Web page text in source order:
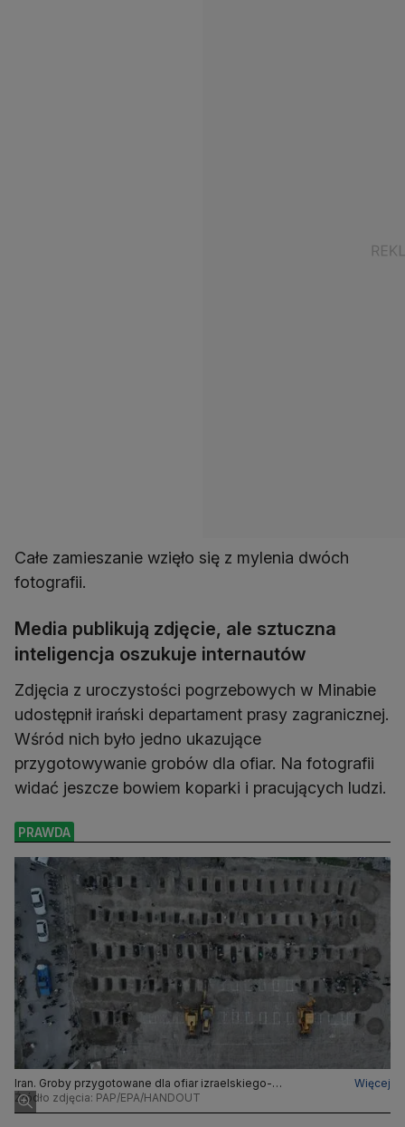
Całe zamieszanie wzięło się z mylenia dwóch
fotografii.
Media publikują zdjęcie, ale sztuczna
inteligencja oszukuje internautów
Zdjęcia z uroczystości pogrzebowych w Minabie
udostępnił irański departament prasy zagranicznej.
Wśród nich było jedno ukazujące
przygotowywanie grobów dla ofiar. Na fotografii
widać jeszcze bowiem koparki i pracujących ludzi.
PRAWDA
Iran. Groby przygotowane dla ofiar izraelskiego-
amerykańskiego nalotu na szkołę w Minabie. Zdjęcie
udostępnione przez irański departament prasy zagranicznej
Więcej
Źródło zdjęcia: PAP/EPA/HANDOUT